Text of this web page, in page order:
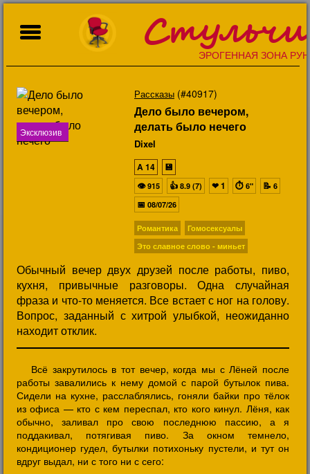
ЭРОГЕННАЯ ЗОНА
Эксклюзив
Рассказы (#40917)
Дело было вечером,
делать было нечего
Dixel
Обычный вечер двух друзей после работы, пиво,
кухня, привычные разговоры. Одна случайная
фраза и что-то меняется. Все встает с ног на голову.
Вопрос, заданный с хитрой улыбкой, неожиданно
находит отклик.
A14
💾
👁915 👍 8.9 (7) ❤1 ⏱ 6" 📝 6
📅 08/07/26
Романтика
Гомосексуалы
Это славное слово - миньет
Всё закрутилось в тот вечер, когда мы с Лёней после
работы завалились к нему домой с парой бутылок пива.
Сидели на кухне, расслаблялись, гоняли байки про тёлок
из офиса — кто с кем переспал, кто кого кинул. Лёня, как
обычно, заливал про свою последнюю пассию, а я
поддакивал, потягивая пиво. За окном темнело,
кондиционер гудел, бутылки потихоньку пустели, и тут он
вдруг выдал, ни с того ни с сего: